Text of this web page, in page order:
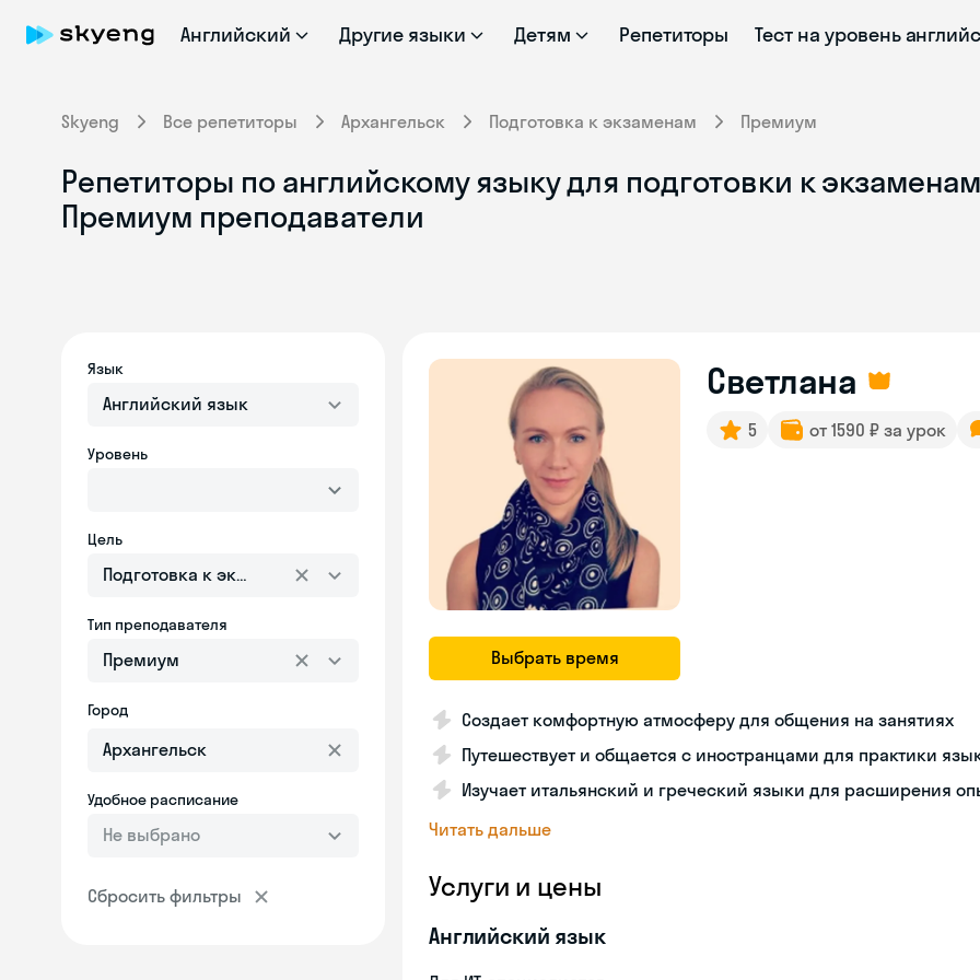
Английский Другие языки Детям Репетиторы Тест на уровень
Skyeng Все репетиторы Архангельск Подготовка к экзаменам Премиум
Репетиторы по английскому языку для подготовки к
Премиум преподаватели
Язык
Английский язык
Уровень
Цель
Подготовка к экзаменам
Тип преподавателя
Премиум
Город
Удобное расписание
Не выбрано
Сбросить фильтры
Выбрать время
Светлана
5 от 1590 ₽ за урок
Создает комфортную атмосферу для общения на занятиях
Путешествует и общается с иностранцами для практики
Изучает итальянский и греческий языки для расширения
Читать дальше
Услуги и цены
Английский язык